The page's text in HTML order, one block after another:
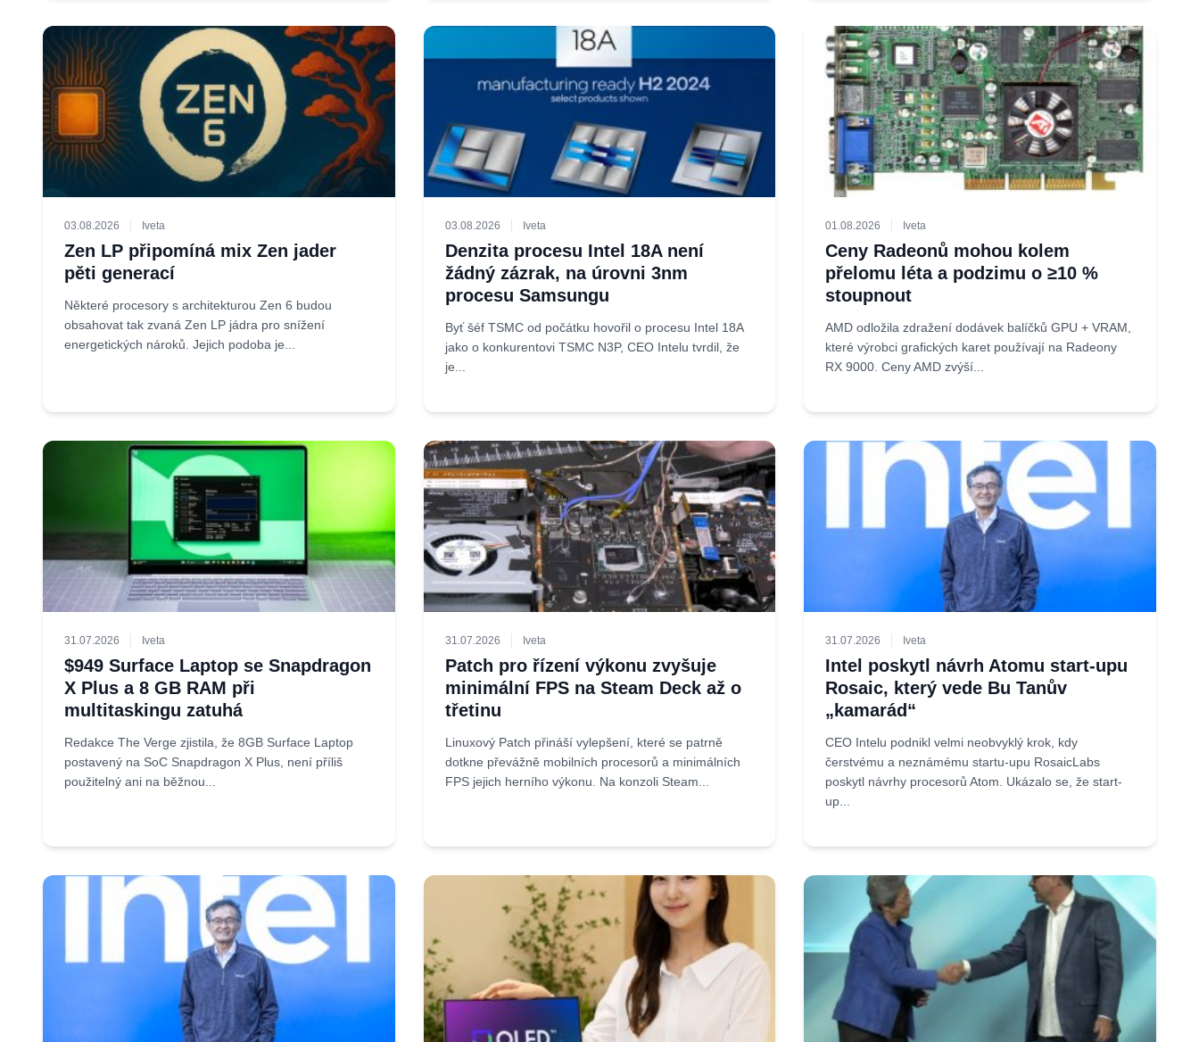
03.08.2026 Iveta
Zen LP připomíná mix Zen jader
pěti generací
Některé procesory s architekturou Zen 6 budou
obsahovat tak zvaná Zen LP jádra pro snížení
energetických nároků. Jejich podoba je...
03.08.2026 Iveta
Denzita procesu Intel 18A není
žádný zázrak, na úrovni 3nm
procesu Samsungu
Byť šéf TSMC od počátku hovořil o procesu Intel 18A
jako o konkurentovi TSMC N3P, CEO Intelu tvrdil, že
je...
01.08.2026 Iveta
Ceny Radeonů mohou kolem
přelomu léta a podzimu o ≥10 %
stoupnout
AMD odložila zdražení dodávek balíčků GPU + VRAM,
které výrobci grafických karet používají na Radeony
RX 9000. Ceny AMD zvýší...
31.07.2026 Iveta
$949 Surface Laptop se Snapdragon
X Plus a 8 GB RAM při
multitaskingu zatuhá
Redakce The Verge zjistila, že 8GB Surface Laptop
postavený na SoC Snapdragon X Plus, není příliš
použitelný ani na běžnou...
31.07.2026 Iveta
Patch pro řízení výkonu zvyšuje
minimální FPS na Steam Deck až o
třetinu
Linuxový Patch přináší vylepšení, které se patrně
dotkne převážně mobilních procesorů a minimálních
FPS jejich herního výkonu. Na konzoli Steam...
31.07.2026 Iveta
Intel poskytl návrh Atomu start-upu
Rosaic, který vede Bu Tanův
„kamarád“
CEO Intelu podnikl velmi neobvyklý krok, kdy
čerstvému a neznámému startu-upu RosaicLabs
poskytl návrhy procesorů Atom. Ukázalo se, že start-
up...